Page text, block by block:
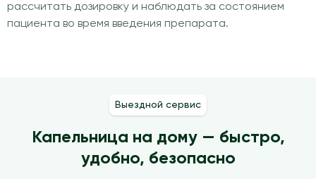
рассчитать дозировку и наблюдать за состоянием
пациента во время введения препарата.
Выездной сервис
Капельница на дому — быстро,
удобно, безопасно